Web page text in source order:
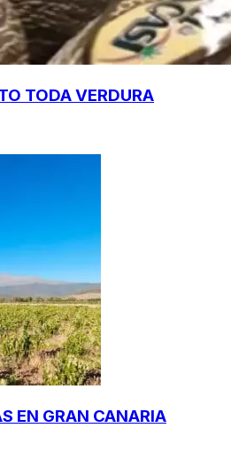
TODA VERDURA
EN GRAN CANARIA